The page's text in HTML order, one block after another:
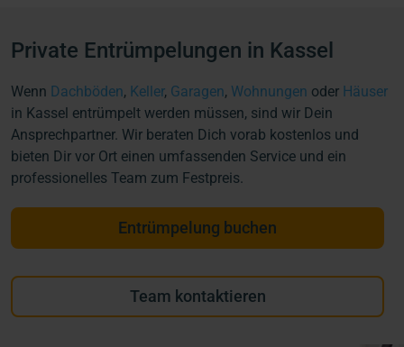
Private Entrümpelungen in Kassel
Wenn Dachböden, Keller, Garagen, Wohnungen oder Häuser
in Kassel entrümpelt werden müssen, sind wir Dein
Ansprechpartner. Wir beraten Dich vorab kostenlos und
bieten Dir vor Ort einen umfassenden Service und ein
professionelles Team zum Festpreis.
Entrümpelung buchen
Team kontaktieren